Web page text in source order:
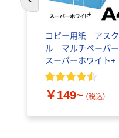
コピー用紙 アスク
ル マルチペーパー
スーパーホワイト+
￥149~ （税込）
前のスライドへ